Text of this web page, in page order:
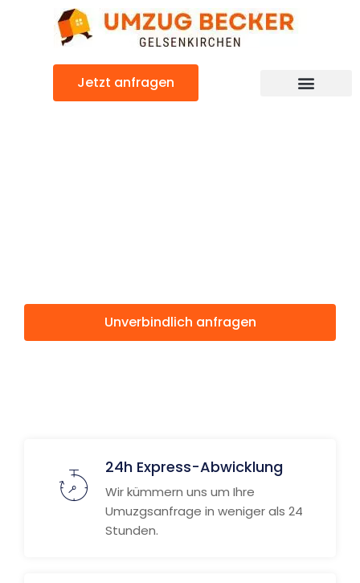
Jetzt anfragen
Unverbindlich anfragen
24h Express-Abwicklung
Wir kümmern uns um Ihre
Umuzgsanfrage in weniger als 24
Stunden.